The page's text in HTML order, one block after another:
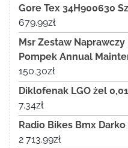
Gore Tex 34H900630
679.99zł
Msr Zestaw
Pompek Annual
150.30zł
Diklofenak LGO żel
7.34zł
Radio Bikes Bmx
2 713.99zł